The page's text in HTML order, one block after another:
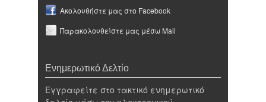
Ακολουθήστε μας στο Facebook
Παρακολουθείστε μας μέσω Mail
Ενημερωτικό Δελτίο
Εγγραφείτε στο τακτικό ενημερωτικό